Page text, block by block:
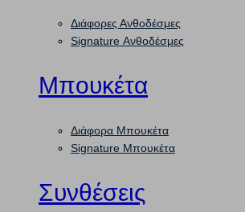
Διάφορες Ανθοδέσμες
Signature Ανθοδέσμες
Μπουκέτα
Διάφορα Μπουκέτα
Signature Μπουκέτα
Συνθέσεις